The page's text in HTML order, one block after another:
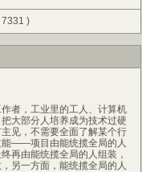
7331 )
者，工业里的工人、计算机
大部分人培养成为技术过硬
见，不需要全面了解某个行
能——项目由能统揽全局的人
再由能统揽全局的人组装，
另一方面，能统揽全局的人